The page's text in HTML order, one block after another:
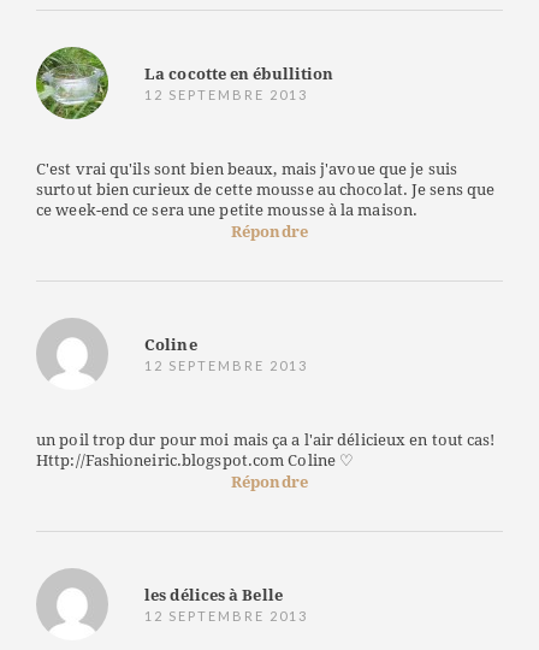
La cocotte en ébullition
12 SEPTEMBRE 2013
C'est vrai qu'ils sont bien beaux, mais j'avoue que je suis
surtout bien curieux de cette mousse au chocolat. Je sens que
ce week-end ce sera une petite mousse à la maison.
Répondre
Coline
12 SEPTEMBRE 2013
un poil trop dur pour moi mais ça a l'air délicieux en tout cas!
Http://Fashioneiric.blogspot.com Coline ♡
Répondre
les délices à Belle
12 SEPTEMBRE 2013